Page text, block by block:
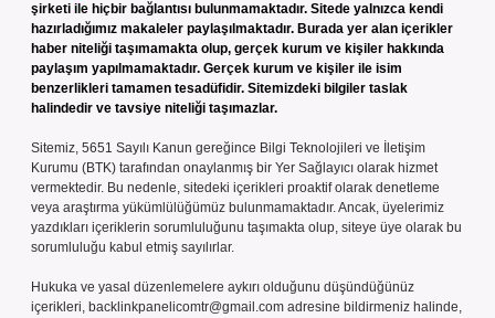
şirketi ile hiçbir bağlantısı bulunmamaktadır. Sitede yalnızca kendi
hazırladığımız makaleler paylaşılmaktadır. Burada yer alan içerikler
haber niteliği taşımamakta olup, gerçek kurum ve kişiler hakkında
paylaşım yapılmamaktadır. Gerçek kurum ve kişiler ile isim
benzerlikleri tamamen tesadüfidir. Sitemizdeki bilgiler taslak
halindedir ve tavsiye niteliği taşımazlar.
Sitemiz, 5651 Sayılı Kanun gereğince Bilgi Teknolojileri ve İletişim
Kurumu (BTK) tarafından onaylanmış bir Yer Sağlayıcı olarak hizmet
vermektedir. Bu nedenle, sitedeki içerikleri proaktif olarak denetleme
veya araştırma yükümlülüğümüz bulunmamaktadır. Ancak, üyelerimiz
yazdıkları içeriklerin sorumluluğunu taşımakta olup, siteye üye olarak bu
sorumluluğu kabul etmiş sayılırlar.
Hukuka ve yasal düzenlemelere aykırı olduğunu düşündüğünüz
içerikleri, backlinkpanelicomtr@gmail.com adresine bildirmeniz halinde,